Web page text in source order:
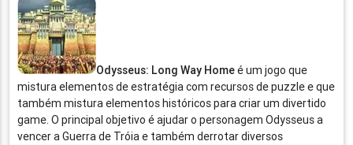
Odysseus: Long Way Homeé um jogo que
mistura elementos de estratégia com recursos de puzzle e que
também mistura elementos históricos para criar um divertido
game. O principal objetivo é ajudar o personagem Odysseus a
vencer a Guerra de Tróia e também derrotar diversos